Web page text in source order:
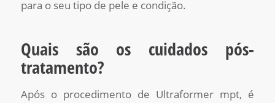
para o seu tipo de pele e condição.
Quais são os cuidados pós-
tratamento?
Após o procedimento de Ultraformer mpt, é